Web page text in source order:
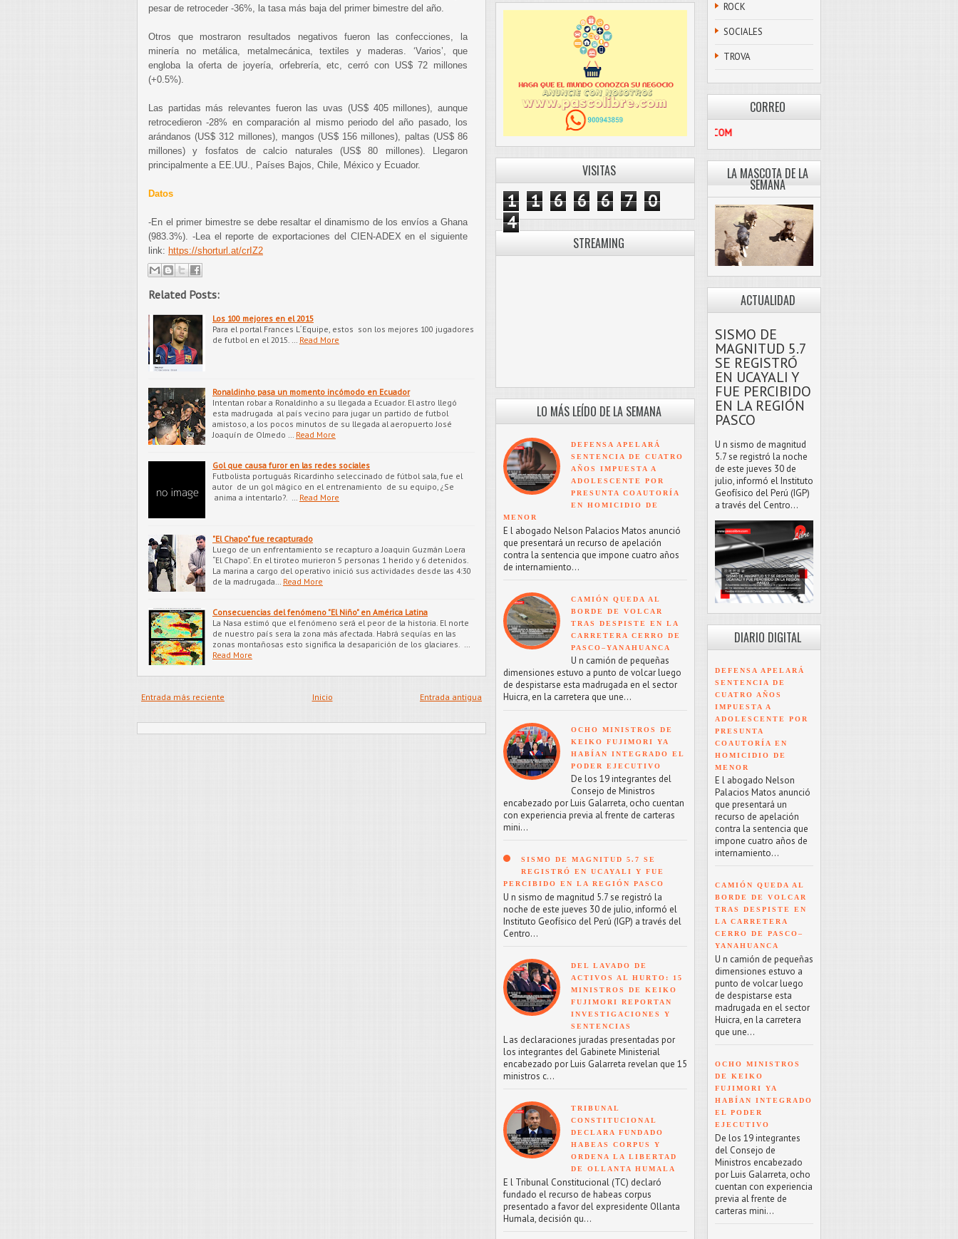
pesar de retroceder -36%, la tasa más baja del primer bimestre del año.
Otros que mostraron resultados negativos fueron las confecciones, la
minería no metálica, metalmecánica, textiles y maderas. ‘Varios’, que
engloba la oferta de joyería, orfebrería, etc, cerró con US$ 72 millones
(+0.5%).
Las partidas más relevantes fueron las uvas (US$ 405 millones), aunque
retrocedieron -28% en comparación al mismo periodo del año pasado, los
arándanos (US$ 312 millones), mangos (US$ 156 millones), paltas (US$ 86
millones) y fosfatos de calcio naturales (US$ 80 millones). Llegaron
principalmente a EE.UU., Países Bajos, Chile, México y Ecuador.
Datos
-En el primer bimestre se debe resaltar el dinamismo de los envíos a Ghana
(983.3%). -Lea el reporte de exportaciones del CIEN-ADEX en el siguiente
link: https://shorturl.at/crIZ2
Related Posts:
Los 100 mejores en el 2015
Para el portal Frances L´Equipe, estos son los mejores 100 jugadores
de futbol en el 2015. …
Read More
Ronaldinho pasa un momento incómodo en Ecuador
Intentan robar a Ronaldinho a su llegada a Ecuador. El astro llegó
esta madrugada al país vecino para jugar un partido de futbol
amistoso, a los pocos minutos de su llegada al aeropuerto José
Joaquín de Olmedo …
Read More
Gol que causa furor en las redes sociales
Futbolista portuguás Ricardinho seleccinado de fútbol sala, fue el
autor de un gol mágico en el entrenamiento de su equipo, ¿Se
anima a intentarlo?. …
Read More
"El Chapo" fue recapturado
Luego de un enfrentamiento se recapturo a Joaquin Guzmán Loera
“El Chapo”. En el tiroteo murieron 5 personas 1 herido y 6 detenidos.
La marina a cargo del operativo inició sus actividades desde las 4:30
de la madrugada…
Read More
Consecuencias del fenómeno "El Niño" en América Latina
La Nasa estimó que el fenómeno será el peor de la historia. El norte
de nuestro país sera la zona más afectada. Habrá sequías en las
zonas montañosas esto significa la desaparición de los glaciares. …
Read More
Entrada más reciente Entrada antigua
Inicio
VISITAS
1 1 6 6 6 7
0
4
STREAMING
LO MÁS LEÍDO DE LA SEMANA
DEFENSA APELARÁ
SENTENCIA DE CUATRO
AÑOS IMPUESTA A
ADOLESCENTE POR
PRESUNTA COAUTORÍA
EN HOMICIDIO DE
MENOR
E l abogado Nelson Palacios Matos anunció
que presentará un recurso de apelación
contra la sentencia que impone cuatro años
de internamiento...
CAMIÓN QUEDA AL
BORDE DE VOLCAR
TRAS DESPISTE EN LA
CARRETERA CERRO DE
PASCO–YANAHUANCA
U n camión de pequeñas
dimensiones estuvo a punto de volcar luego
de despistarse esta madrugada en el sector
Huicra, en la carretera que une...
OCHO MINISTROS DE
KEIKO FUJIMORI YA
HABÍAN INTEGRADO EL
PODER EJECUTIVO
De los 19 integrantes del
Consejo de Ministros
encabezado por Luis Galarreta, ocho cuentan
con experiencia previa al frente de carteras
mini...
SISMO DE MAGNITUD 5.7 SE
REGISTRÓ EN UCAYALI Y FUE
PERCIBIDO EN LA REGIÓN PASCO
U n sismo de magnitud 5.7 se registró la
noche de este jueves 30 de julio, informó el
Instituto Geofísico del Perú (IGP) a través del
Centro...
DEL LAVADO DE
ACTIVOS AL HURTO: 15
MINISTROS DE KEIKO
FUJIMORI REPORTAN
INVESTIGACIONES Y
SENTENCIAS
L as declaraciones juradas presentadas por
los integrantes del Gabinete Ministerial
encabezado por Luis Galarreta revelan que 15
ministros c...
TRIBUNAL
CONSTITUCIONAL
DECLARA FUNDADO
HABEAS CORPUS Y
ORDENA LA LIBERTAD
DE OLLANTA HUMALA
E l Tribunal Constitucional (TC) declaró
fundado el recurso de habeas corpus
presentado a favor del expresidente Ollanta
Humala, decisión qu...
ROCK
SOCIALES
TROVA
CORREO
PASCOLIBRE@HOTMAIL.COM
LA MASCOTA DE LA
SEMANA
ACTUALIDAD
SISMO DE
MAGNITUD 5.7
SE REGISTRÓ
EN UCAYALI Y
FUE PERCIBIDO
EN LA REGIÓN
PASCO
U n sismo de magnitud
5.7 se registró la noche
de este jueves 30 de
julio, informó el Instituto
Geofísico del Perú (IGP)
a través del Centro...
DIARIO DIGITAL
DEFENSA APELARÁ
SENTENCIA DE
CUATRO AÑOS
IMPUESTA A
ADOLESCENTE POR
PRESUNTA
COAUTORÍA EN
HOMICIDIO DE
MENOR
E l abogado Nelson
Palacios Matos anunció
que presentará un
recurso de apelación
contra la sentencia que
impone cuatro años de
internamiento...
CAMIÓN QUEDA AL
BORDE DE VOLCAR
TRAS DESPISTE EN
LA CARRETERA
CERRO DE PASCO–
YANAHUANCA
U n camión de pequeñas
dimensiones estuvo a
punto de volcar luego
de despistarse esta
madrugada en el sector
Huicra, en la carretera
que une...
OCHO MINISTROS
DE KEIKO
FUJIMORI YA
HABÍAN INTEGRADO
EL PODER
EJECUTIVO
De los 19 integrantes
del Consejo de
Ministros encabezado
por Luis Galarreta, ocho
cuentan con experiencia
previa al frente de
carteras mini...